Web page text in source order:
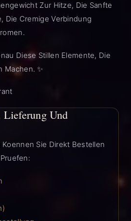
Zur Hitze, Die Sanfte
Die Cremige Verbindung
Diese Stillen Elemente, Die
Machen. ✨
Und
Sie Direkt Bestellen